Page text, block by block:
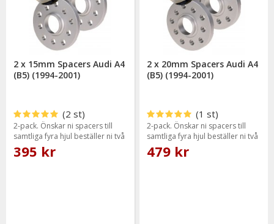
2 x 15mm Spacers Audi A4
(B5) (1994-2001)
(2 st)
2-pack. Önskar ni spacers till
samtliga fyra hjul beställer ni två
paket.
395 kr
2 x 20mm Spacers Audi A4
(B5) (1994-2001)
(1 st)
2-pack. Önskar ni spacers till
samtliga fyra hjul beställer ni två
paket.
479 kr